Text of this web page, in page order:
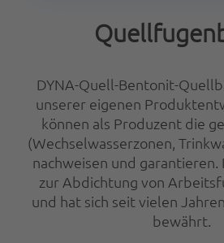
DYNA-Quell-Bentonit-
unserer eigenen
können als Produzent die
(Wechselwasserzonen,
nachweisen und garantieren.
zur Abdichtung von
und hat sich seit vielen
bewährt.